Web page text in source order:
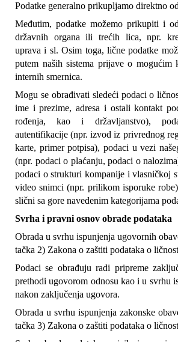
Podatke generalno prikupljamo direktno
Međutim, podatke možemo prikupiti i
državnih organa ili trećih lica, npr.
uprava i sl. Osim toga, lične podatke
putem naših sistema prijave o mogućim
internih smernica.
Mogu se obrađivati sledeći podaci o
ime i prezime, adresa i ostali kontakt
rođenja, kao i državljanstvo),
autentifikacije (npr. izvod iz privrednog
karte, primer potpisa), podaci u vezi
(npr. podaci o plaćanju, podaci o
podaci o strukturi kompanije i vlasničkoj
video snimci (npr. prilikom isporuke
slični sa gore navedenim kategorijama
Svrha i pravni osnov obrade podataka
Obrada u svrhu ispunjenja ugovornih
tačka 2) Zakona o zaštiti podataka o
Podaci se obrađuju radi pripreme
prethodi ugovorom odnosu kao i u svrhu
nakon zaključenja ugovora.
Obrada u svrhu ispunjenja zakonske
tačka 3) Zakona o zaštiti podataka o